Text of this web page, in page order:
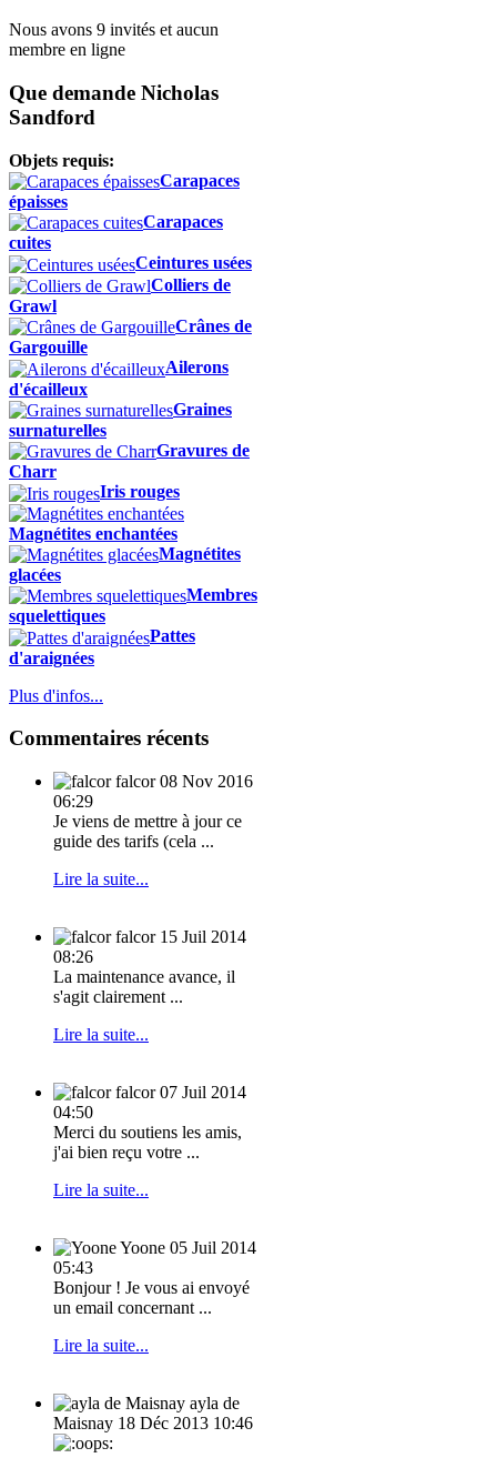
Nous avons 9 invités et aucun
membre en ligne
Que demande Nicholas
Sandford
Objets requis:
Carapaces
épaisses
Carapaces
cuites
Ceintures usées
Colliers de
Grawl
Crânes de
Gargouille
Ailerons
d'écailleux
Graines
surnaturelles
Gravures de
Charr
Iris rouges
Magnétites enchantées
Magnétites
glacées
Membres
squelettiques
Pattes
d'araignées
Plus d'infos...
Commentaires récents
falcor 08 Nov 2016
06:29
Je viens de mettre à jour ce
guide des tarifs (cela ...
Lire la suite...
falcor 15 Juil 2014
08:26
La maintenance avance, il
s'agit clairement ...
Lire la suite...
falcor 07 Juil 2014
04:50
Merci du soutiens les amis,
j'ai bien reçu votre ...
Lire la suite...
Yoone 05 Juil 2014
05:43
Bonjour ! Je vous ai envoyé
un email concernant ...
Lire la suite...
ayla de
Maisnay 18 Déc 2013 10:46